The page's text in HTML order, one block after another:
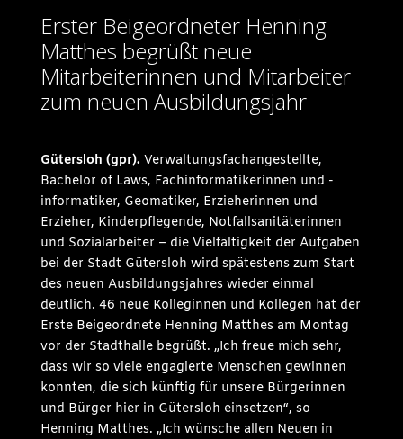
Erster Beigeordneter Henning
Matthes begrüßt neue
Mitarbeiterinnen und Mitarbeiter
zum neuen Ausbildungsjahr
Gütersloh (gpr). Verwaltungsfachangestellte,
Bachelor of Laws, Fachinformatikerinnen und -
informatiker, Geomatiker, Erzieherinnen und
Erzieher, Kinderpflegende, Notfallsanitäterinnen
und Sozialarbeiter – die Vielfältigkeit der Aufgaben
bei der Stadt Gütersloh wird spätestens zum Start
des neuen Ausbildungsjahres wieder einmal
deutlich. 46 neue Kolleginnen und Kollegen hat der
Erste Beigeordnete Henning Matthes am Montag
vor der Stadthalle begrüßt. „Ich freue mich sehr,
dass wir so viele engagierte Menschen gewinnen
konnten, die sich künftig für unsere Bürgerinnen
und Bürger hier in Gütersloh einsetzen“, so
Henning Matthes. „Ich wünsche allen Neuen in